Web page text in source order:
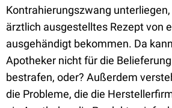
Kontrahierungszwang
ärztlich ausgestelltes Rezept von
ausgehändigt bekommen. Da
Apotheker nicht für die
bestrafen, oder? Außerdem
die Probleme, die die